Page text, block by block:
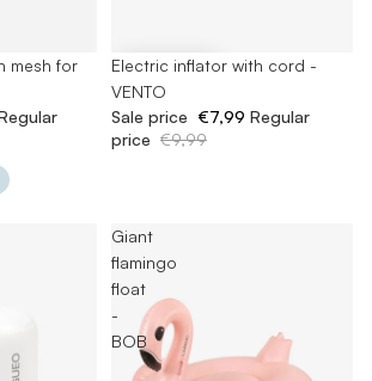
mesh for
-20%
Electric inflator with cord -
VENTO
Sale price €7,99 Regular
price €9,99
Giant
flamingo
float
-
BOB